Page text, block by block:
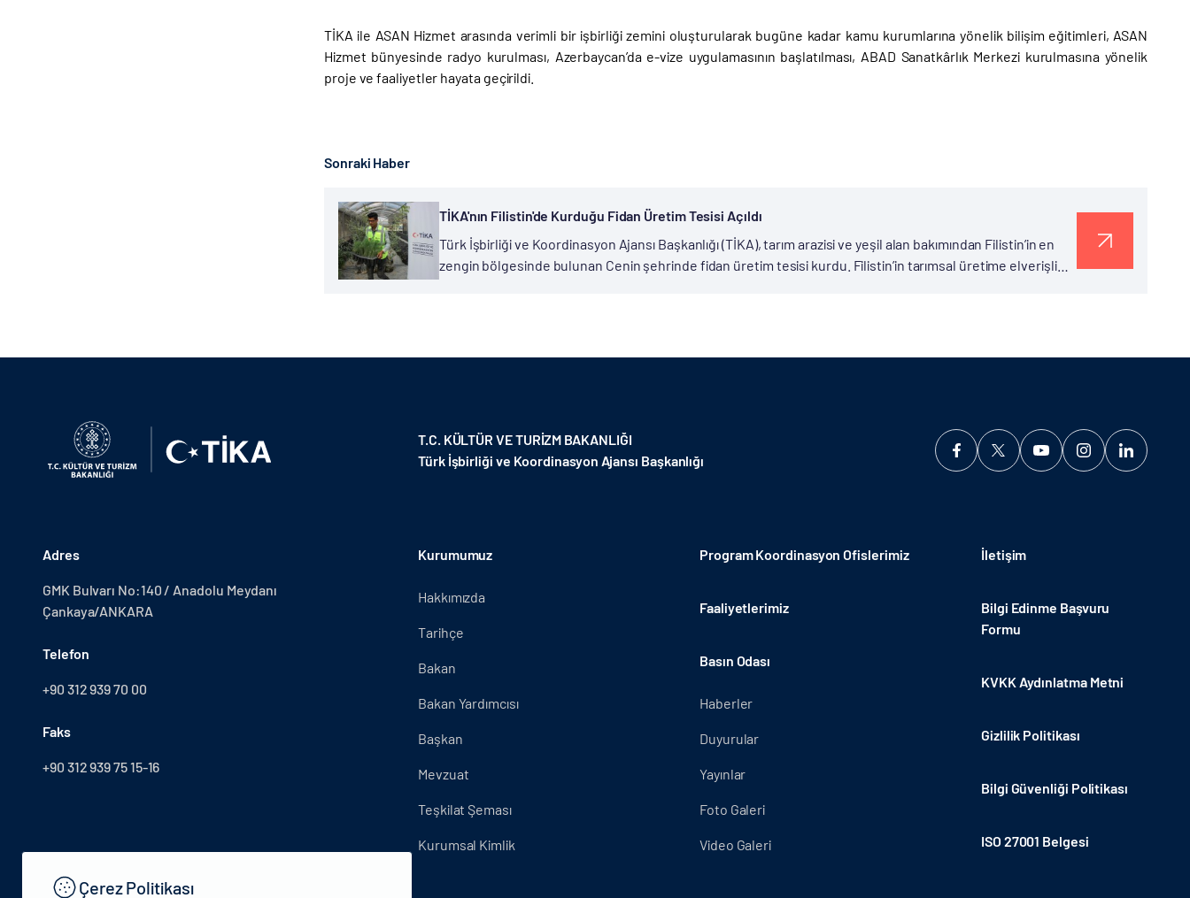
TİKA ile ASAN Hizmet arasında verimli bir işbirliği zemini oluşturularak bugüne kadar kamu kurumlarına yönelik bilişim eğitimleri, ASAN
Hizmet bünyesinde radyo kurulması, Azerbaycan’da e-vize uygulamasının başlatılması, ABAD Sanatkârlık Merkezi kurulmasına yönelik
proje ve faaliyetler hayata geçirildi.
Sonraki Haber
TİKA'nın Filistin'de Kurduğu Fidan Üretim Tesisi Açıldı
Türk İşbirliği ve Koordinasyon Ajansı Başkanlığı (TİKA), tarım arazisi ve yeşil alan bakımından Filistin’in en
zengin bölgesinde bulunan Cenin şehrinde fidan üretim tesisi kurdu. Filistin’in tarımsal üretime elverişli
T.C. KÜLTÜR VE TURİZM BAKANLIĞI
Türk İşbirliği ve Koordinasyon Ajansı Başkanlığı
Adres
GMK Bulvarı No:140 / Anadolu Meydanı
Çankaya/ANKARA
Telefon
+90 312 939 70 00
Faks
+90 312 939 75 15-16
Kurumumuz
Hakkımızda
Tarihçe
Bakan
Bakan Yardımcısı
Başkan
Mevzuat
Teşkilat Şeması
Kurumsal Kimlik
Program Koordinasyon Ofislerimiz
Faaliyetlerimiz
Basın Odası
Haberler
Duyurular
Yayınlar
Foto Galeri
Video Galeri
İletişim
Bilgi Edinme Başvuru
Formu
KVKK Aydınlatma Metni
Gizlilik Politikası
Bilgi Güvenliği Politikası
ISO 27001 Belgesi
Çerez Politikası